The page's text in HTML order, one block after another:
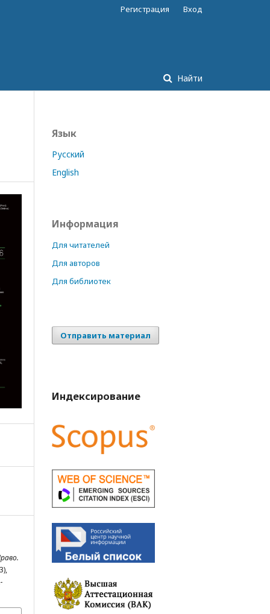
Найти
Регистрация Вход
Язык
Русский
English
Информация
Для читателей
Для авторов
Для библиотек
Отправить материал
Индексирование